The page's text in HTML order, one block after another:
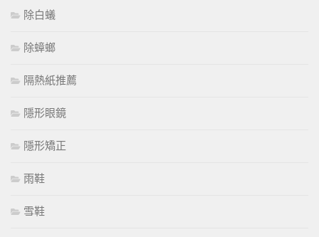
除白蟻
除蟑螂
隔熱紙推薦
隱形眼鏡
隱形矯正
雨鞋
雪鞋